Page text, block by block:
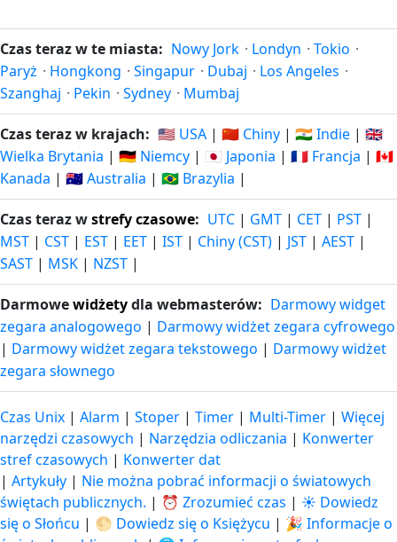
Czas teraz w te miasta: Nowy Jork · Londyn · Tokio ·
Paryż · Hongkong · Singapur · Dubaj · Los Angeles ·
Szanghaj · Pekin · Sydney · Mumbaj
Czas teraz w krajach: 🇺🇸 USA | 🇨🇳 Chiny | 🇮🇳 Indie | 🇬🇧
Wielka Brytania | 🇩🇪 Niemcy | 🇯🇵 Japonia | 🇫🇷 Francja | 🇨🇦
Kanada | 🇦🇺 Australia | 🇧🇷 Brazylia |
Czas teraz wstrefy czasowe: UTC | GMT | CET | PST |
MST | CST | EST | EET | IST | Chiny (CST) | JST | AEST |
SAST | MSK | NZST |
Darmowewidżetydla webmasterów: Darmowy widget
zegara analogowego | Darmowy widżet zegara cyfrowego
| Darmowy widżet zegara tekstowego | Darmowy widżet
zegara słownego
Czas Unix | Alarm | Stoper | Timer | Multi-Timer | Więcej
narzędzi czasowych | Narzędzia odliczania | Konwerter
stref czasowych | Konwerter dat
| Artykuły | Nie można pobrać informacji o światowych
świętach publicznych. | ⏰ Zrozumieć czas | ☀️ Dowiedz
się o Słońcu | 🌕 Dowiedz się o Księżycu | 🎉 Informacje o